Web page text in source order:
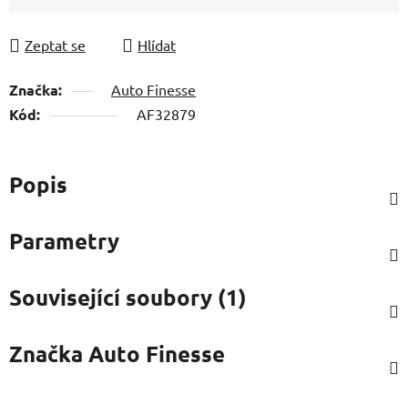
Zeptat se
Hlídat
Značka: Auto Finesse
Kód: AF32879
Popis
Parametry
Související soubory (1)
Značka Auto Finesse